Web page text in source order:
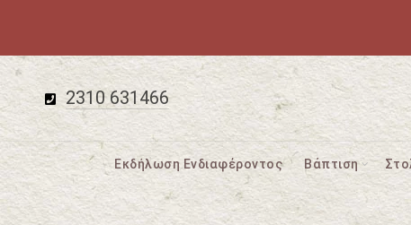
2310 631466
Εκδήλωση Ενδιαφέροντος Βάπτιση